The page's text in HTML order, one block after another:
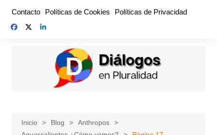
contenido
Contacto Políticas de Cookies Políticas de Privacidad
Inicio Blog
Anthropos